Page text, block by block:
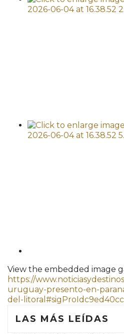
View the embedded image
https://
uruguay-presento-en-
del-
LAS MÁS LEÍDAS